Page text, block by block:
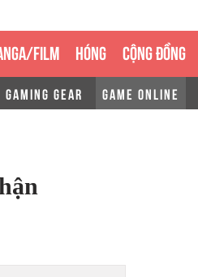
FILM HÓNG CỘNG ĐỒNG
GAMING GEAR GAME ONLINE